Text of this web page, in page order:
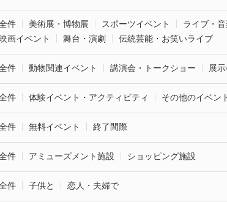
件 美術展・博物展 スポーツイベント
ライブ・
画イベント
舞台・演劇 伝統芸能・お笑いライブ
件 動物関連イベント 講演会・トークショー 展
件 体験イベント・アクティビティ その他のイベン
件 無料イベント 終了間際
件 アミューズメント施設 ショッピング施設
件 子供と 恋人・夫婦で